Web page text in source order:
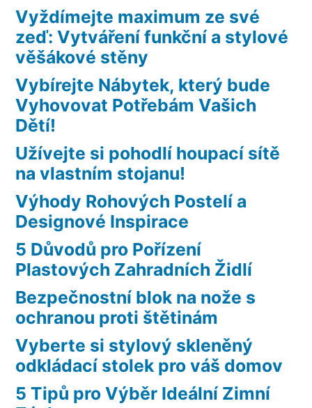
Vyždímejte maximum ze své
zeď: Vytváření funkční a stylové
věšákové stěny
Vybírejte Nábytek, který bude
Vyhovovat Potřebám Vašich
Dětí!
Užívejte si pohodlí houpací sítě
na vlastním stojanu!
Výhody Rohových Postelí a
Designové Inspirace
5 Důvodů pro Pořízení
Plastových Zahradních Židlí
Bezpečnostní blok na nože s
ochranou proti štětinám
Vyberte si stylový skleněný
odkládací stolek pro váš domov
5 Tipů pro Výběr Ideální Zimní